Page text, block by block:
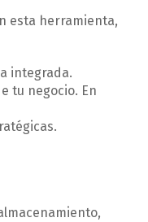
esta herramienta,
integrada.
tu negocio. En